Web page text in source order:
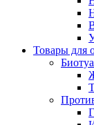
Товары для